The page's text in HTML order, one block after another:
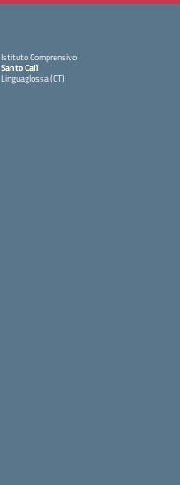
Istituto Comprensivo
Santo Calì
Linguaglossa (CT)
— Visita la pagina iniziale della scuola